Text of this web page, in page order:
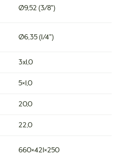
Ø9,52 (3/8")
Ø6,35 (1/4")
3х1,0
5×1,0
20,0
22,0
660×421×250